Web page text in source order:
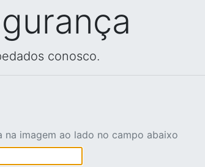
conosco.
na imagem ao lado no campo abaixo